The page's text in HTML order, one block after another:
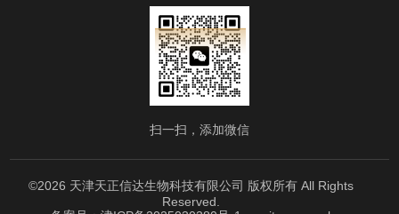
扫一扫，添加微信
©2026 天津天正信达生物科技有限公司 版权所有 All Rights
Reserved.